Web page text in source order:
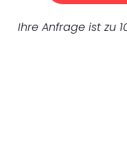
Ihre Anfrage ist zu